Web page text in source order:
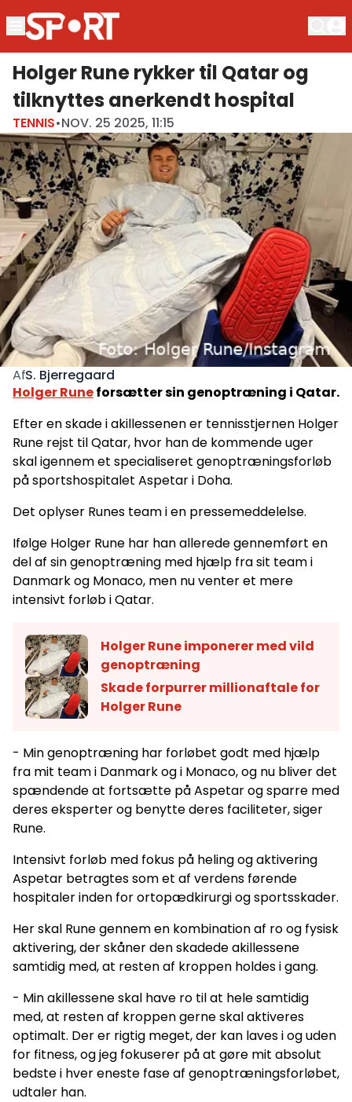
Holger Rune rykker til Qatar og
tilknyttes anerkendt hospital
TENNIS•NOV. 25 2025, 11:15
AfS. Bjerregaard
Holger Runeforsætter sin genoptræning i Qatar.
Efter en skade i akillessenen er tennisstjernen Holger
Rune rejst til Qatar, hvor han de kommende uger
skal igennem et specialiseret genoptræningsforløb
på sportshospitalet Aspetar i Doha.
Det oplyser Runes team i en pressemeddelelse.
Ifølge Holger Rune har han allerede gennemført en
del af sin genoptræning med hjælp fra sit team i
Danmark og Monaco, men nu venter et mere
intensivt forløb i Qatar.
Holger Rune imponerer med vild
genoptræning
Skade forpurrer millionaftale for
Holger Rune
- Min genoptræning har forløbet godt med hjælp
fra mit team i Danmark og i Monaco, og nu bliver det
spændende at fortsætte på Aspetar og sparre med
deres eksperter og benytte deres faciliteter, siger
Rune.
Intensivt forløb med fokus på heling og aktivering
Aspetar betragtes som et af verdens førende
hospitaler inden for ortopædkirurgi og sportsskader.
Her skal Rune gennem en kombination af ro og fysisk
aktivering, der skåner den skadede akillessene
samtidig med, at resten af kroppen holdes i gang.
- Min akillessene skal have ro til at hele samtidig
med, at resten af kroppen gerne skal aktiveres
optimalt. Der er rigtig meget, der kan laves i og uden
for fitness, og jeg fokuserer på at gøre mit absolut
bedste i hver eneste fase af genoptræningsforløbet,
udtaler han.